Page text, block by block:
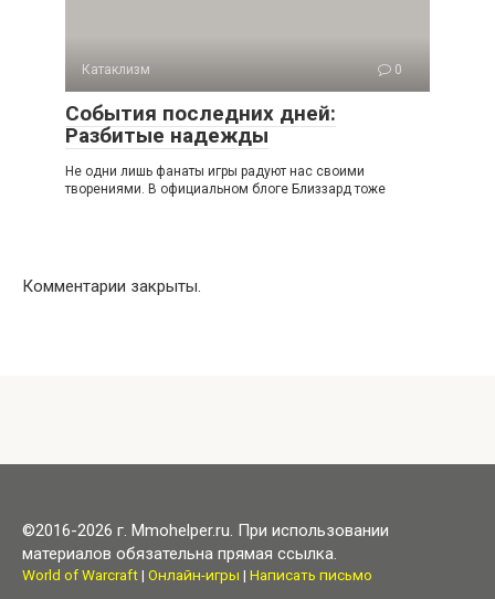
Катаклизм 0
События последних дней:
Разбитые надежды
Не одни лишь фанаты игры радуют нас своими
творениями. В официальном блоге Близзард тоже
Комментарии закрыты.
©2016-2026 г. Mmohelper.ru. При использовании
материалов обязательна прямая ссылка.
World of Warcraft| Онлайн-игры | Написать письмо